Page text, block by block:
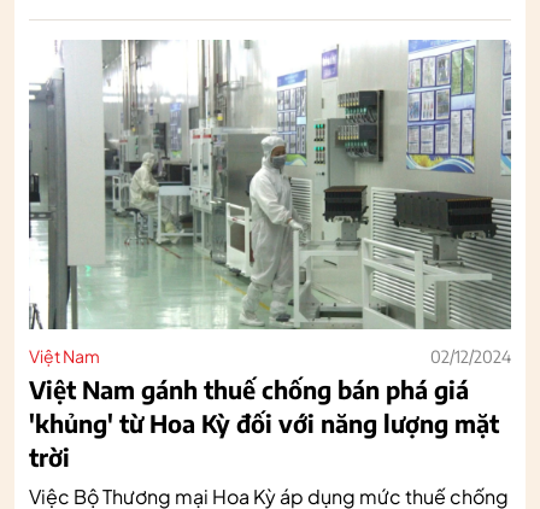
Việt Nam 02/12/2024
Việt Nam gánh thuế chống bán phá giá
'khủng' từ Hoa Kỳ đối với năng lượng mặt
trời
Việc Bộ Thương mại Hoa Kỳ áp dụng mức thuế chống